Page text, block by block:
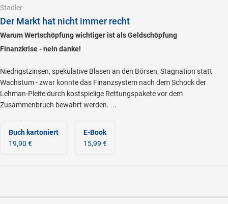
Stadler
Der Markt hat nicht immer recht
Warum Wertschöpfung wichtiger ist als Geldschöpfung
Finanzkrise - nein danke!
Niedrigstzinsen, spekulative Blasen an den Börsen, Stagnation statt
Wachstum - zwar konnte das Finanzsystem nach dem Schock der
Lehman-Pleite durch kostspielige Rettungspakete vor dem
Zusammenbruch bewahrt werden. ...
Buch kartoniert
19,90 €
E-Book
15,99 €